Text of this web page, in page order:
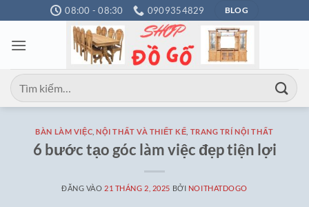
qua
nội
08:00 - 08:30 0909354829 BLOG
Tìm
kiếm:
BÀN LÀM VIỆC ,NỘI THẤT VÀ THIẾT KẾ TRANG TRÍ NỘI THẤT
6 bước tạo góc làm việc đẹp tiện lợi
ĐĂNG VÀO 21 THÁNG 2, 2025 BỞI NOITHATDOGO